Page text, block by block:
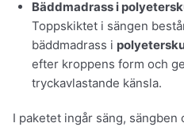
Bäddmadrass i
Toppskiktet i sängen
bäddmadrass i
efter kroppens form och
tryckavlastande känsla.
I paketet ingår säng, sängben